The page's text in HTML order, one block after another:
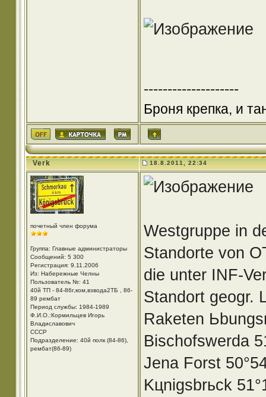
--------------------
Броня крепка, и
Verk 18.8.2011, 22:34
почетный член форума
Группа: Главные администраторы
Сообщений: 5 300
Регистрация: 9.11.2006
Из: Набережные Челны
Пользователь №: 41
40й ТП - 84-86г,ком,взвода2ТБ , 86-
89 рембат
Период службы: 1984-1989
Ф.И.О.:Кормильцев Игорь
Владиславович
СССР
Подразделение: 40й полк (84-86),
рембат(86-89)
Westgruppe in
Standorte von
die unter INF-
Standort geogr.
Raketen
Bischofswerda
Jena Forst
Kцnigsbrьck